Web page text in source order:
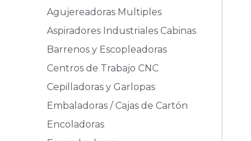
Agujereadoras Multiples
Aspiradores Industriales Cabinas
Barrenos y Escopleadoras
Centros de Trabajo CNC
Cepilladoras y Garlopas
Embaladoras / Cajas de Cartón
Encoladoras